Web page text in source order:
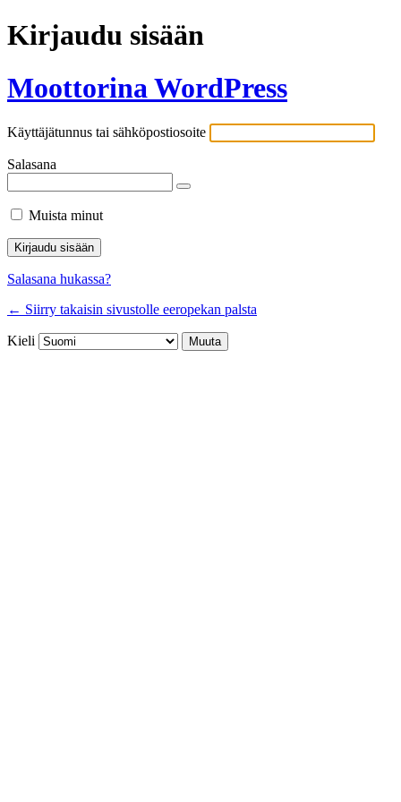
Kirjaudu sisään
Moottorina WordPress
Käyttäjätunnus tai sähköpostiosoite
Salasana
Muista minut
Salasana hukassa?
← Siirry takaisin sivustolle eeropekan palsta
Kieli